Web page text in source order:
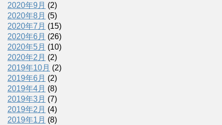
2020年9月 (2)
2020年8月 (5)
2020年7月 (15)
2020年6月 (26)
2020年5月 (10)
2020年2月 (2)
2019年10月 (2)
2019年6月 (2)
2019年4月 (8)
2019年3月 (7)
2019年2月 (4)
2019年1月 (8)